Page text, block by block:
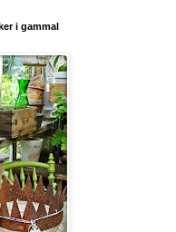
i gammal